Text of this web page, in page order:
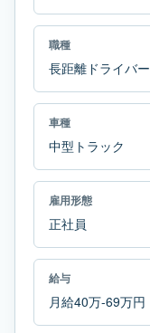
職種
長距離ドライバー
車種
中型トラック
雇用形態
正社員
給与
月給40万-69万円